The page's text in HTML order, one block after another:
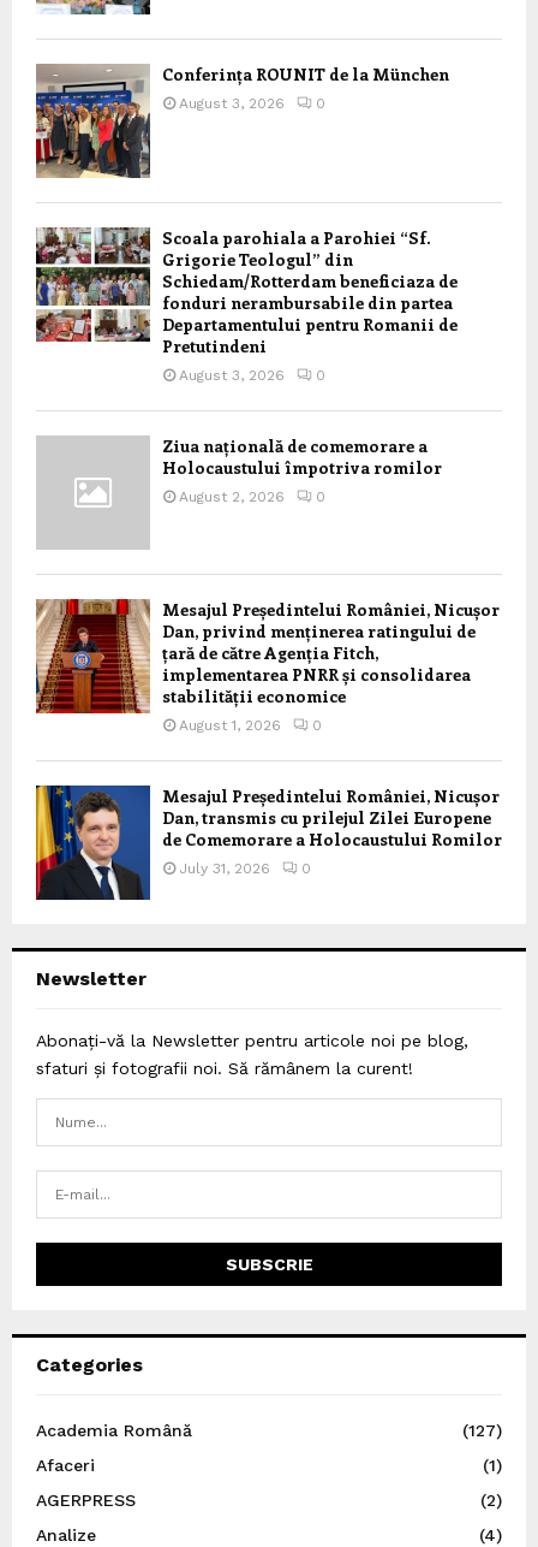
Conferința ROUNIT de la München
August 3, 2026 0
Scoala parohiala a Parohiei “Sf.
Grigorie Teologul” din
Schiedam/Rotterdam beneficiaza de
fonduri nerambursabile din partea
Departamentului pentru Romanii de
Pretutindeni
August 3, 2026 0
Ziua națională de comemorare a
Holocaustului împotriva romilor
August 2, 2026 0
Mesajul Președintelui României, Nicușor
Dan, privind menținerea ratingului de
țară de către Agenția Fitch,
implementarea PNRR și consolidarea
stabilității economice
August 1, 2026 0
Mesajul Președintelui României, Nicușor
Dan, transmis cu prilejul Zilei Europene
de Comemorare a Holocaustului Romilor
July 31, 2026 0
Newsletter
Abonați-vă la Newsletter pentru articole noi pe blog,
sfaturi și fotografii noi. Să rămânem la curent!
Categories
Academia Română
(127)
Afaceri
(1)
AGERPRESS
(2)
Analize
(4)